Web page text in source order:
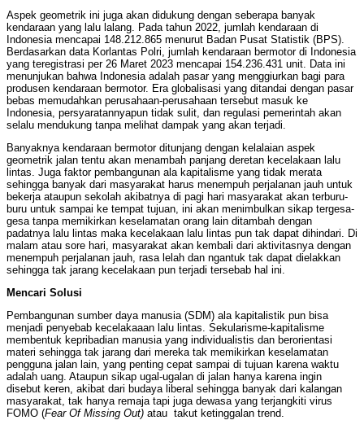
Aspek geometrik ini juga akan didukung dengan seberapa banyak
kendaraan yang lalu lalang. Pada tahun 2022, jumlah kendaraan di
Indonesia mencapai 148.212.865 menurut Badan Pusat Statistik (BPS).
Berdasarkan data Korlantas Polri, jumlah kendaraan bermotor di Indonesia
yang teregistrasi per 26 Maret 2023 mencapai 154.236.431 unit. Data ini
menunjukan bahwa Indonesia adalah pasar yang menggiurkan bagi para
produsen kendaraan bermotor. Era globalisasi yang ditandai dengan pasar
bebas memudahkan perusahaan-perusahaan tersebut masuk ke
Indonesia, persyaratannyapun tidak sulit, dan regulasi pemerintah akan
selalu mendukung tanpa melihat dampak yang akan terjadi.
Banyaknya kendaraan bermotor ditunjang dengan kelalaian aspek
geometrik jalan tentu akan menambah panjang deretan kecelakaan lalu
lintas. Juga faktor pembangunan ala kapitalisme yang tidak merata
sehingga banyak dari masyarakat harus menempuh perjalanan jauh untuk
bekerja ataupun sekolah akibatnya di pagi hari masyarakat akan terburu-
buru untuk sampai ke tempat tujuan, ini akan menimbulkan sikap tergesa-
gesa tanpa memikirkan keselamatan orang lain ditambah dengan
padatnya lalu lintas maka kecelakaan lalu lintas pun tak dapat dihindari. Di
malam atau sore hari, masyarakat akan kembali dari aktivitasnya dengan
menempuh perjalanan jauh, rasa lelah dan ngantuk tak dapat dielakkan
sehingga tak jarang kecelakaan pun terjadi tersebab hal ini.
Mencari Solusi
Pembangunan sumber daya manusia (SDM) ala kapitalistik pun bisa
menjadi penyebab kecelakaaan lalu lintas. Sekularisme-kapitalisme
membentuk kepribadian manusia yang individualistis dan berorientasi
materi sehingga tak jarang dari mereka tak memikirkan keselamatan
pengguna jalan lain, yang penting cepat sampai di tujuan karena waktu
adalah uang. Ataupun sikap ugal-ugalan di jalan hanya karena ingin
disebut keren, akibat dari budaya liberal sehingga banyak dari kalangan
masyarakat, tak hanya remaja tapi juga dewasa yang terjangkiti virus
FOMO (Fear Of Missing Out) atau takut ketinggalan trend.